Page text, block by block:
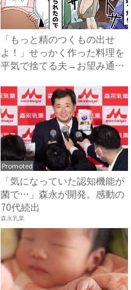
「もっと精のつくもの出せ
よ！」せっかく作った料理を
平気で捨てる夫→お望み通り
Promoted
「気になっていた認知機能が
菌で…」森永が開発。感動の
70代続出
森永乳業